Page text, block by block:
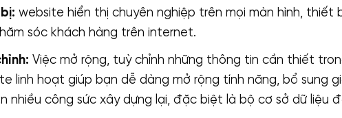
website hiển thị chuyên nghiệp trên mọi màn hình, thiết
sóc khách hàng trên internet.
Việc mở rộng, tuỳ chỉnh những thông tin cần thiết
linh hoạt giúp bạn dễ dàng mở rộng tính năng, bổ sung
nhiều công sức xây dựng lại, đặc biệt là bộ cơ sở dữ liệu